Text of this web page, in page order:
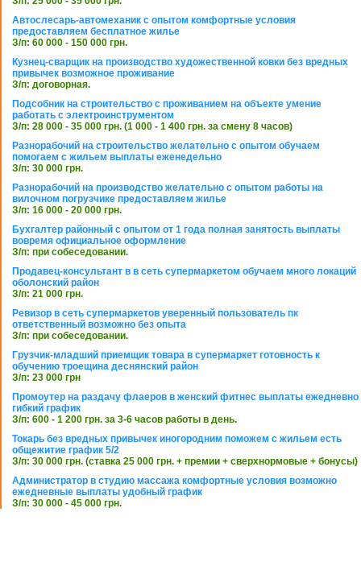
Автослесарь-автомеханик с опытом комфортные условия
предоставляем бесплатное жилье
З/п: 60 000 - 150 000 грн.
Кузнец-сварщик на производство художественной ковки без вредных
привычек возможное проживание
З/п: договорная.
Подсобник на строительство с проживанием на объекте умение
работать с электроинструментом
З/п: 28 000 - 35 000 грн. (1 000 - 1 400 грн. за смену 8 часов)
Разнорабочий на строительство желательно с опытом обучаем
помогаем с жильем выплаты еженедельно
З/п: 30 000 грн.
Разнорабочий на производство желательно с опытом работы на
вилочном погрузчике предоставляем жилье
З/п: 16 000 - 20 000 грн.
Бухгалтер районный с опытом от 1 года полная занятость выплаты
вовремя официальное оформление
З/п: при собеседовании.
Продавец-консультант в в сеть супермаркетом обучаем много локаций
оболонский район
З/п: 21 000 грн.
Ревизор в сеть супермаркетов уверенный пользователь пк
ответственный возможно без опыта
З/п: при собеседовании.
Грузчик-младший приемщик товара в супермаркет готовность к
обучению троещина деснянский район
З/п: 23 000 грн
Промоутер на раздачу флаеров в женский фитнес выплаты ежедневно
гибкий график
З/п: 600 - 1 200 грн. за 3-6 часов работы в день.
Токарь без вредных привычек иногородним поможем с жильем есть
общежитие график 5/2
З/п: 30 000 грн. (ставка 25 000 грн. + премии + сверхнормовые + бонусы)
Администратор в студию массажа комфортные условия возможно
ежедневные выплаты удобный график
З/п: 30 000 - 45 000 грн.